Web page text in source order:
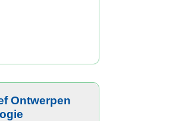
Ontwerpen